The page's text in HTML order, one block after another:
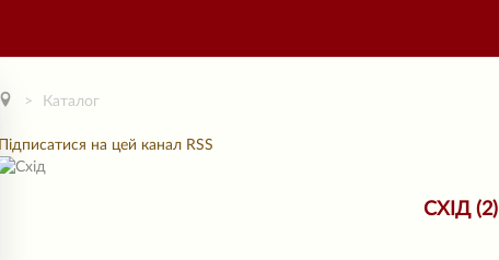
Каталог
Підписатися на цей канал RSS
СХІД (2)